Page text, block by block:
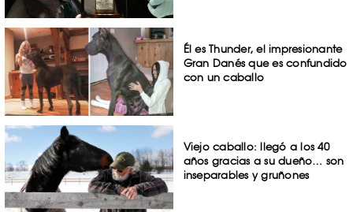
Él es Thunder, el impresionante
Gran Danés que es confundido
con un caballo
Viejo caballo: llegó a los 40
años gracias a su dueño… son
inseparables y gruñones